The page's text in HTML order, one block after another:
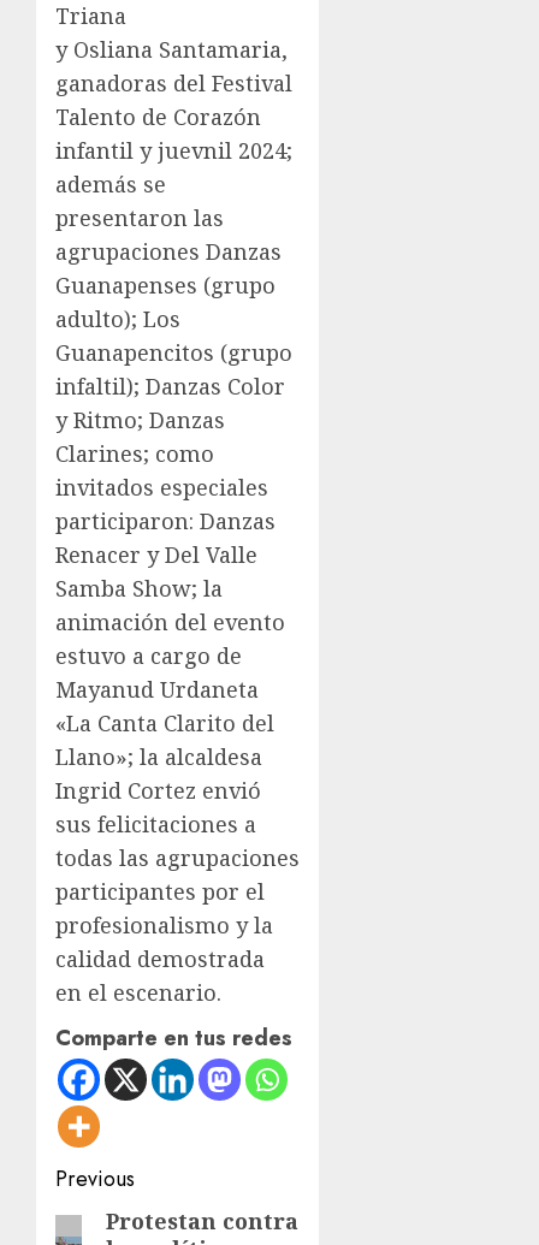
Triana
y Osliana Santamaria,
ganadoras del Festival
Talento de Corazón
infantil y juevnil 2024;
además se
presentaron las
agrupaciones Danzas
Guanapenses (grupo
adulto); Los
Guanapencitos (grupo
infaltil); Danzas Color
y Ritmo; Danzas
Clarines; como
invitados especiales
participaron: Danzas
Renacer y Del Valle
Samba Show; la
animación del evento
estuvo a cargo de
Mayanud Urdaneta
«La Canta Clarito del
Llano»; la alcaldesa
Ingrid Cortez envió
sus felicitaciones a
todas las agrupaciones
participantes por el
profesionalismo y la
calidad demostrada
en el escenario.
Comparte en tus redes
Post
navigation
Previous
PreviousProtestan contra